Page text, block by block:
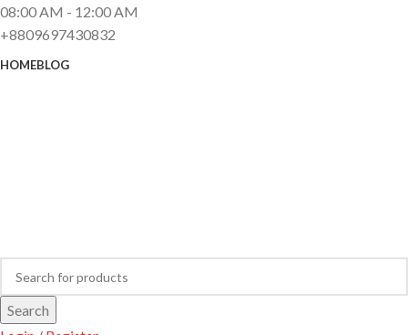
08:00 AM - 12:00 AM
+8809697430832
HOMEBLOG
Search